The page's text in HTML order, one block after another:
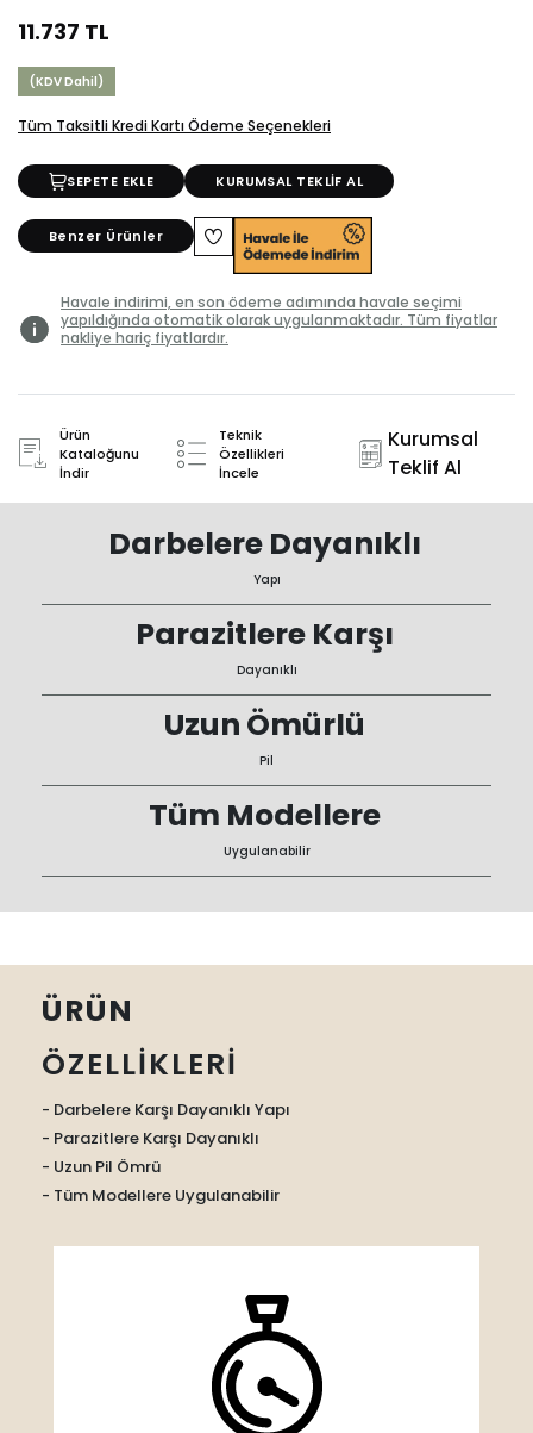
11.737 TL
(KDV Dahil)
Tüm Taksitli Kredi Kartı Ödeme Seçenekleri
SEPETE EKLE KURUMSAL TEKLİF AL
Benzer Ürünler
Havale indirimi, en son ödeme adımında havale seçimi
yapıldığında otomatik olarak uygulanmaktadır. Tüm fiyatlar
nakliye hariç fiyatlardır.
Ürün
Kataloğunu
İndir
Teknik
Özellikleri
İncele
Kurumsal
Teklif Al
Darbelere Dayanıklı
Yapı
Parazitlere Karşı
Dayanıklı
Uzun Ömürlü
Pil
Tüm Modellere
Uygulanabilir
ÜRÜN
ÖZELLİKLERİ
- Darbelere Karşı Dayanıklı Yapı
- Parazitlere Karşı Dayanıklı
- Uzun Pil Ömrü
- Tüm Modellere Uygulanabilir